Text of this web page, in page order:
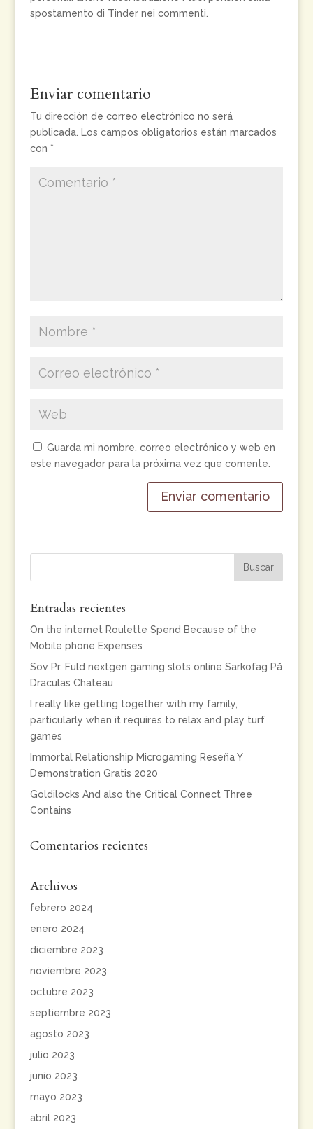
spostamento di Tinder nei commenti.
Enviar comentario
Tu dirección de correo electrónico no será
publicada. Los campos obligatorios están marcados
con *
Guarda mi nombre, correo electrónico y web en
este navegador para la próxima vez que comente.
Entradas recientes
On the internet Roulette Spend Because of the
Mobile phone Expenses
Sov Pr. Fuld nextgen gaming slots online Sarkofag På
Draculas Chateau
I really like getting together with my family,
particularly when it requires to relax and play turf
games
Immortal Relationship Microgaming Reseña Y
Demonstration Gratis 2020
Goldilocks And also the Critical Connect Three
Contains
Comentarios recientes
Archivos
febrero 2024
enero 2024
diciembre 2023
noviembre 2023
octubre 2023
septiembre 2023
agosto 2023
julio 2023
junio 2023
mayo 2023
abril 2023